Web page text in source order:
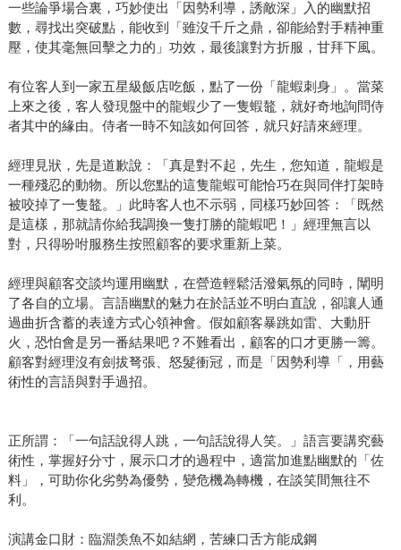
一些論爭場合裏，巧妙使出「因勢利導，誘敵深」入的幽默招
數，尋找出突破點，能收到「雖沒千斤之鼎，卻能給對手精神重
壓，使其毫無回擊之力的」功效，最後讓對方折服，甘拜下風。
有位客人到一家五星級飯店吃飯，點了一份「龍蝦刺身」。當菜
上來之後，客人發現盤中的龍蝦少了一隻蝦鼇，就好奇地詢問侍
者其中的緣由。侍者一時不知該如何回答，就只好請來經理。
經理見狀，先是道歉說：「真是對不起，先生，您知道，龍蝦是
一種殘忍的動物。所以您點的這隻龍蝦可能恰巧在與同伴打架時
被咬掉了一隻鼇。」此時客人也不示弱，同樣巧妙回答：「既然
是這樣，那就請你給我調換一隻打勝的龍蝦吧！」經理無言以
對，只得吩咐服務生按照顧客的要求重新上菜。
經理與顧客交談均運用幽默，在營造輕鬆活潑氣氛的同時，闡明
了各自的立場。言語幽默的魅力在於話並不明白直說，卻讓人通
過曲折含蓄的表達方式心領神會。假如顧客暴跳如雷、大動肝
火，恐怕會是另一番結果吧？不難看出，顧客的口才更勝一籌。
顧客對經理沒有劍拔弩張、怒髮衝冠，而是「因勢利導「，用藝
術性的言語與對手過招。
正所謂：「一句話說得人跳，一句話說得人笑。」語言要講究藝
術性，掌握好分寸，展示口才的過程中，適當加進點幽默的「佐
料」，可助你化劣勢為優勢，變危機為轉機，在談笑間無往不
利。
演講金口財：臨淵羡魚不如結網，苦練口舌方能成鋼